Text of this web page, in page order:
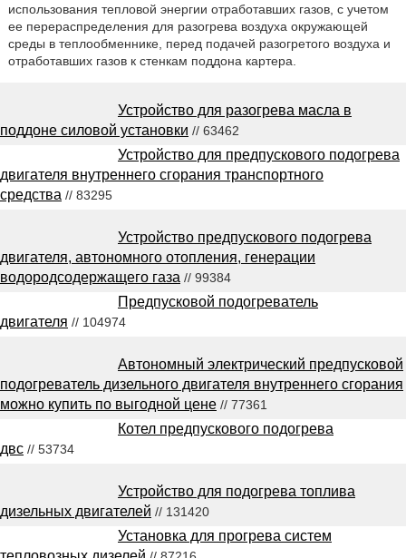
использования тепловой энергии отработавших газов, с учетом
ее перераспределения для разогрева воздуха окружающей
среды в теплообменнике, перед подачей разогретого воздуха и
отработавших газов к стенкам поддона картера.
Устройство для разогрева масла в
поддоне силовой установки // 63462
Устройство для предпускового подогрева
двигателя внутреннего сгорания транспортного
средства // 83295
Устройство предпускового подогрева
двигателя, автономного отопления, генерации
водородсодержащего газа // 99384
Предпусковой подогреватель
двигателя // 104974
Автономный электрический предпусковой
подогреватель дизельного двигателя внутреннего сгорания
можно купить по выгодной цене // 77361
Котел предпускового подогрева
двс // 53734
Устройство для подогрева топлива
дизельных двигателей // 131420
Установка для прогрева систем